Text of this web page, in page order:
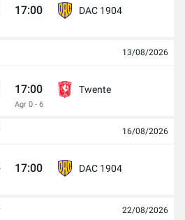
17:00 DAC 1904
13/08/2026
17:00
Agr 0 - 6
Twente
16/08/2026
17:00 DAC 1904
22/08/2026